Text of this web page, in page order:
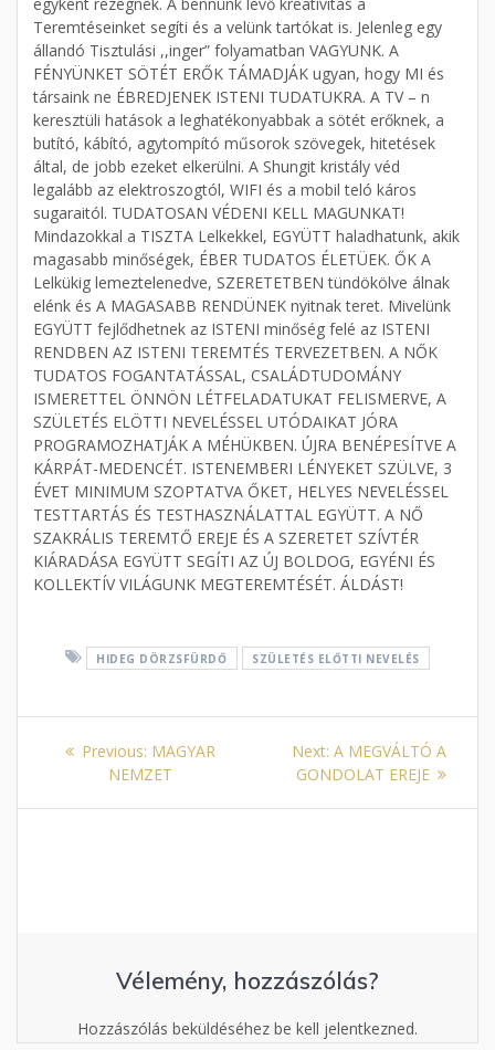
egyként rezegnek. A bennünk lévő kreativitás a
Teremtéseinket segíti és a velünk tartókat is. Jelenleg egy
állandó Tisztulási ,,inger” folyamatban VAGYUNK. A
FÉNYÜNKET SÖTÉT ERŐK TÁMADJÁK ugyan, hogy MI és
társaink ne ÉBREDJENEK ISTENI TUDATUKRA. A TV – n
keresztüli hatások a leghatékonyabbak a sötét erőknek, a
butító, kábító, agytompító műsorok szövegek, hitetések
által, de jobb ezeket elkerülni. A Shungit kristály véd
legalább az elektroszogtól, WIFI és a mobil teló káros
sugaraitól. TUDATOSAN VÉDENI KELL MAGUNKAT!
Mindazokkal a TISZTA Lelkekkel, EGYÜTT haladhatunk, akik
magasabb minőségek, ÉBER TUDATOS ÉLETÜEK. ŐK A
Lelkükig lemeztelenedve, SZERETETBEN tündökölve álnak
elénk és A MAGASABB RENDÜNEK nyitnak teret. Mivelünk
EGYÜTT fejlődhetnek az ISTENI minőség felé az ISTENI
RENDBEN AZ ISTENI TEREMTÉS TERVEZETBEN. A NŐK
TUDATOS FOGANTATÁSSAL, CSALÁDTUDOMÁNY
ISMERETTEL ÖNNÖN LÉTFELADATUKAT FELISMERVE, A
SZÜLETÉS ELÖTTI NEVELÉSSEL UTÓDAIKAT JÓRA
PROGRAMOZHATJÁK A MÉHÜKBEN. ÚJRA BENÉPESÍTVE A
KÁRPÁT-MEDENCÉT. ISTENEMBERI LÉNYEKET SZÜLVE, 3
ÉVET MINIMUM SZOPTATVA ŐKET, HELYES NEVELÉSSEL
TESTTARTÁS ÉS TESTHASZNÁLATTAL EGYÜTT. A NŐ
SZAKRÁLIS TEREMTŐ EREJE ÉS A SZERETET SZÍVTÉR
KIÁRADÁSA EGYÜTT SEGÍTI AZ ÚJ BOLDOG, EGYÉNI ÉS
KOLLEKTÍV VILÁGUNK MEGTEREMTÉSÉT. ÁLDÁST!
HIDEG DÖRZSFÜRDŐ SZÜLETÉS ELŐTTI NEVELÉS
Bejegyzés
navigáció
Previous: Previous
post:
MAGYAR
NEMZET
Next: Next
post:
A MEGVÁLTÓ A
GONDOLAT EREJE
Vélemény, hozzászólás?
Hozzászólás beküldéséhez be kell jelentkezned.